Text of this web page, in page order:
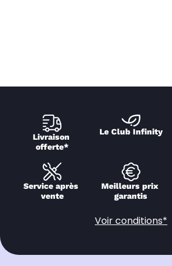
Livraison
offerte*
Le Club Infinity
Service après
vente
Meilleurs prix
garantis
Voir conditions*